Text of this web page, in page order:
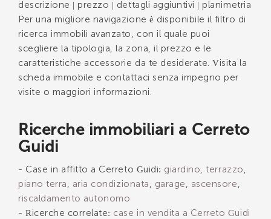
descrizione | prezzo | dettagli aggiuntivi | planimetria
Per una migliore navigazione è disponibile il filtro di
ricerca immobili avanzato, con il quale puoi
scegliere la tipologia, la zona, il prezzo e le
caratteristiche accessorie da te desiderate. Visita la
scheda immobile e contattaci senza impegno per
visite o maggiori informazioni.
Ricerche immobiliari a Cerreto
Guidi
- Case in affitto a Cerreto Guidi: giardino, terrazzo ,
piano terra , aria condizionata , garage , ascensore ,
riscaldamento autonomo
- Ricerche correlate: case in vendita a Cerreto Guidi
Ho letto, compreso e accettato itermini e
condizioni.
Voglio ricevere immobili simili da Immobiliare Chiara
Brogi.
*Controllo Antispam: qual è il numero fra 2 e 4?